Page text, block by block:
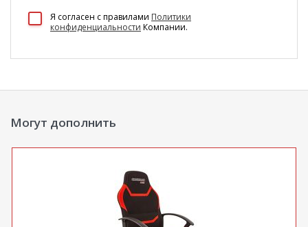
Я согласен c правилами Политики
конфиденциальности Компании.
Могут дополнить